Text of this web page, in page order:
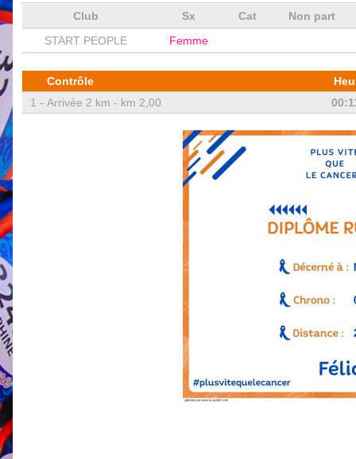
Club Sx Cat
Non part
START PEOPLE
Femme
Contrôle
1 - Arrivée 2 km - km 2,00